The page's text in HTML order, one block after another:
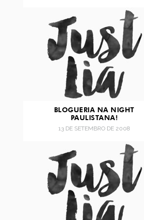
BLOGUERIA NA NIGHT
PAULISTANA!
13 DE SETEMBRO DE 2008